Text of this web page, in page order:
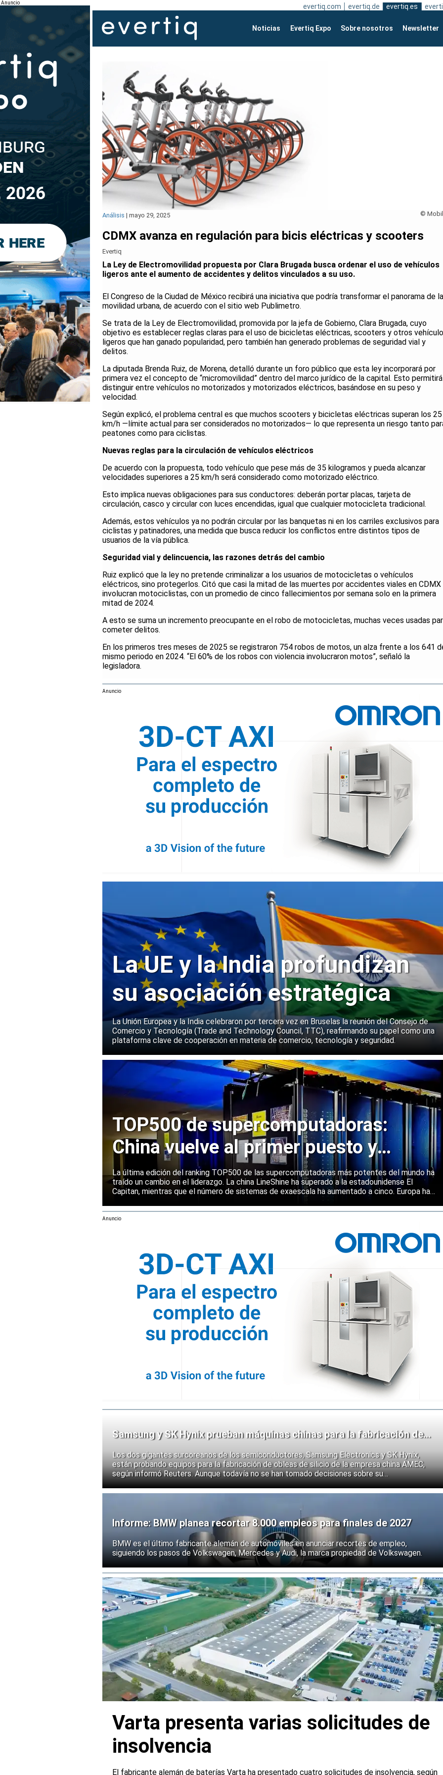
Anuncio evertiq.com evertiq.de evertiq.es
Noticias Evertiq Expo Sobre nosotros Newsletter
©
Análisis | mayo 29, 2025
CDMX avanza en regulación para bicis eléctricas y scooters
Evertiq
La Ley de Electromovilidad propuesta por Clara Brugada busca ordenar el uso de vehículos
ligeros ante el aumento de accidentes y delitos vinculados a su uso.
El Congreso de la Ciudad de México recibirá una iniciativa que podría transformar el panorama de la
movilidad urbana, de acuerdo con el sitio web Publimetro.
Se trata de la Ley de Electromovilidad, promovida por la jefa de Gobierno, Clara Brugada, cuyo
objetivo es establecer reglas claras para el uso de bicicletas eléctricas, scooters y otros
ligeros que han ganado popularidad, pero también han generado problemas de seguridad vial y
delitos.
La diputada Brenda Ruiz, de Morena, detalló durante un foro público que esta ley incorporará por
primera vez el concepto de “micromovilidad” dentro del marco jurídico de la capital. Esto permitirá
distinguir entre vehículos no motorizados y motorizados eléctricos, basándose en su peso y
velocidad.
Según explicó, el problema central es que muchos scooters y bicicletas eléctricas superan los 25
km/h —límite actual para ser considerados no motorizados— lo que representa un riesgo tanto
peatones como para ciclistas.
Nuevas reglas para la circulación de vehículos eléctricos
De acuerdo con la propuesta, todo vehículo que pese más de 35 kilogramos y pueda alcanzar
velocidades superiores a 25 km/h será considerado como motorizado eléctrico.
Esto implica nuevas obligaciones para sus conductores: deberán portar placas, tarjeta de
circulación, casco y circular con luces encendidas, igual que cualquier motocicleta tradicional.
Además, estos vehículos ya no podrán circular por las banquetas ni en los carriles exclusivos para
ciclistas y patinadores, una medida que busca reducir los conflictos entre distintos tipos de
usuarios de la vía pública.
Seguridad vial y delincuencia, las razones detrás del cambio
Ruiz explicó que la ley no pretende criminalizar a los usuarios de motocicletas o vehículos
eléctricos, sino protegerlos. Citó que casi la mitad de las muertes por accidentes viales en CDMX
involucran motociclistas, con un promedio de cinco fallecimientos por semana solo en la primera
mitad de 2024.
A esto se suma un incremento preocupante en el robo de motocicletas, muchas veces usadas
cometer delitos.
En los primeros tres meses de 2025 se registraron 754 robos de motos, un alza frente a los 641
mismo periodo en 2024. “El 60% de los robos con violencia involucraron motos”, señaló la
legisladora.
Anuncio
La UE y la India profundizan
su asociación estratégica
La Unión Europea y la India celebraron por tercera vez en Bruselas la reunión del Consejo de
Comercio y Tecnología (Trade and Technology Council, TTC), reafirmando su papel como una
plataforma clave de cooperación en materia de comercio, tecnología y seguridad.
TOP500 de supercomputadoras:
China vuelve al primer puesto y
Europa mantiene una posición sólida
La última edición del ranking TOP500 de las supercomputadoras más potentes del mundo ha
traído un cambio en el liderazgo. La china LineShine ha superado a la estadounidense El
Capitan, mientras que el número de sistemas de exaescala ha aumentado a cinco. Europa ha
rendimiento.
Anuncio
Samsung y SK Hynix prueban máquinas chinas para la fabricación de
Los dos gigantes surcoreanos de los semiconductores, Samsung Electronics y SK Hynix,
están probando equipos para la fabricación de obleas de silicio de la empresa china AMEC,
según informó Reuters. Aunque todavía no se han tomado decisiones sobre su
implementación, las acciones de los fabricantes coreanos muestran que se están preparando
ante la posibilidad de un mayor endurecimiento de las restricciones estadounidenses a la
Informe: BMW planea recortar 8.000 empleos para finales de 2027
BMW es el último fabricante alemán de automóviles en anunciar recortes de empleo,
siguiendo los pasos de Volkswagen, Mercedes y Audi, la marca propiedad de Volkswagen.
Varta presenta varias solicitudes de
insolvencia
El fabricante alemán de baterías Varta ha presentado cuatro solicitudes de insolvencia, según